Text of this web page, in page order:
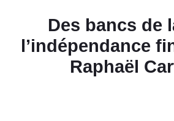
Des bancs de
l’indépendance
Raphaël